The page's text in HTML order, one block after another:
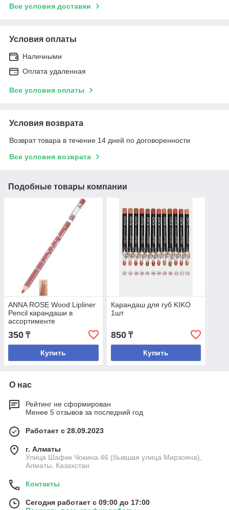
Все условия доставки
Условия оплаты
Наличными
Оплата удаленная
Все условия оплаты
Условия возврата
Возврат товара в течение 14 дней по договоренности
Все условия возврата
Подобные товары компании
ANNA ROSE Wood Lipliner
Pencil карандаши в
ассортименте
350 ₸
Купить
Карандаш для губ KIKO
1шт
850₸
Купить
О нас
Рейтинг не сформирован
Менее 5 отзывов за последний год
Работает с 28.09.2023
г. Алматы
Улица Шафик Чокина 46 (бывшая улица Мирзояна),
Алматы, Казахстан
Контакты
Сегодня работает с 09:00 до 17:00